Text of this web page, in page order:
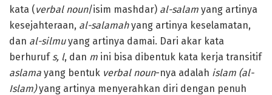
kata (verbal noun/isim mashdar) al-salam yang artinya
kesejahteraan, al-salamahyang artinya keselamatan,
dan al-silmuyang artinya damai. Dari akar kata
berhuruf s, l, dan m ini bisa dibentuk kata kerja transitif
aslama yang bentuk verbal noun-nya adalah islam (al-
Islam)yang artinya menyerahkan diri dengan penuh